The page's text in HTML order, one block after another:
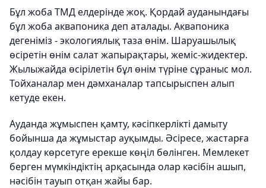
Бұл жоба ТМД елдерінде жоқ. Қордай ауданындағы
бұл жоба аквапоника деп аталады. Аквапоника
дегеніміз - экологиялық таза өнім. Шаруашылық
өсіретін өнім салат жапырақтары, жеміс-жидектер.
Жылыжайда өсірілетін бұл өнім түріне сұраныс мол.
Тойханалар мен дәмханалар тапсырыспен алып
кетуде екен.
Ауданда жұмыспен қамту, кәсіпкерлікті дамыту
бойынша да жұмыстар ауқымды. Әсіресе, жастарға
қолдау көрсетуге ерекше көңіл бөлінген. Мемлекет
берген мүмкіндіктің арқасында олар кәсібін ашып,
нәсібін тауып отқан жайы бар.